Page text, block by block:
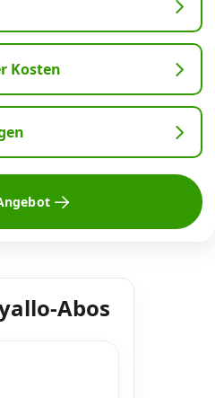
Kosten
Abos